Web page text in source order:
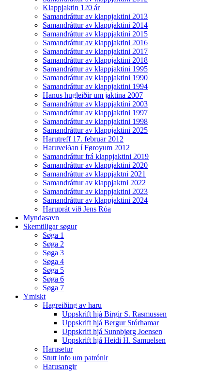
Klappjaktin 120 ár
Samandráttur av klappjaktini 2013
Samandráttur av klappjaktini 2014
Samandráttur av klappjaktini 2015
Samandráttur av klappjaktini 2016
Samandráttur av klappjaktini 2017
Samandráttur av klappjaktini 2018
Samandráttur av klappjaktini 1995
Samandráttur av klappjaktini 1990
Samandráttur av klappjaktini 1994
Hanus hugleiðir um jaktina 2007
Samandráttur av klappjaktini 2003
Samandráttur av klappjaktini 1997
Samandráttur av klappjaktini 1998
Samandráttur av klappjaktini 2025
Harutreff 17. februar 2012
Haruveiðan í Føroyum 2012
Samandráttur frá klappjaktini 2019
Samandráttur av klappjaktini 2020
Samandráttur av klappjaktni 2021
Samandráttur av klappjaktni 2022
Samandráttur av klappjaktini 2023
Samandráttur av klappjaktini 2024
Haruprát við Jens Róa
Myndasavn
Skemtiligar søgur
Søga 1
Søga 2
Søga 3
Søga 4
Søga 5
Søga 6
Søga 7
Ymiskt
Hagreiðing av haru
Uppskrift hjá Birgir S. Rasmussen
Uppskrift hjá Bergur Stórhamar
Uppskrift hjá Sunnbjørg Joensen
Uppskrift hjá Heidi H. Samuelsen
Harusetur
Stutt info um patrónir
Harusangir